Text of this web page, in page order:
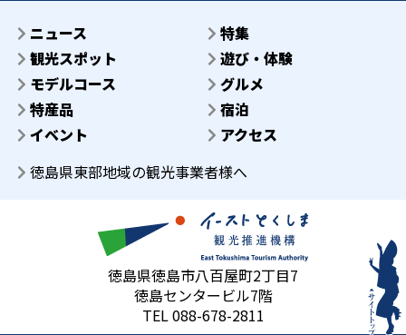
ニュース
特集
観光スポット
遊び・体験
モデルコース
グルメ
特産品
宿泊
イベント
アクセス
徳島県東部地域の観光事業者様へ
徳島県徳島市八百屋町2丁目7
徳島センタービル7階
TEL 088-678-2811